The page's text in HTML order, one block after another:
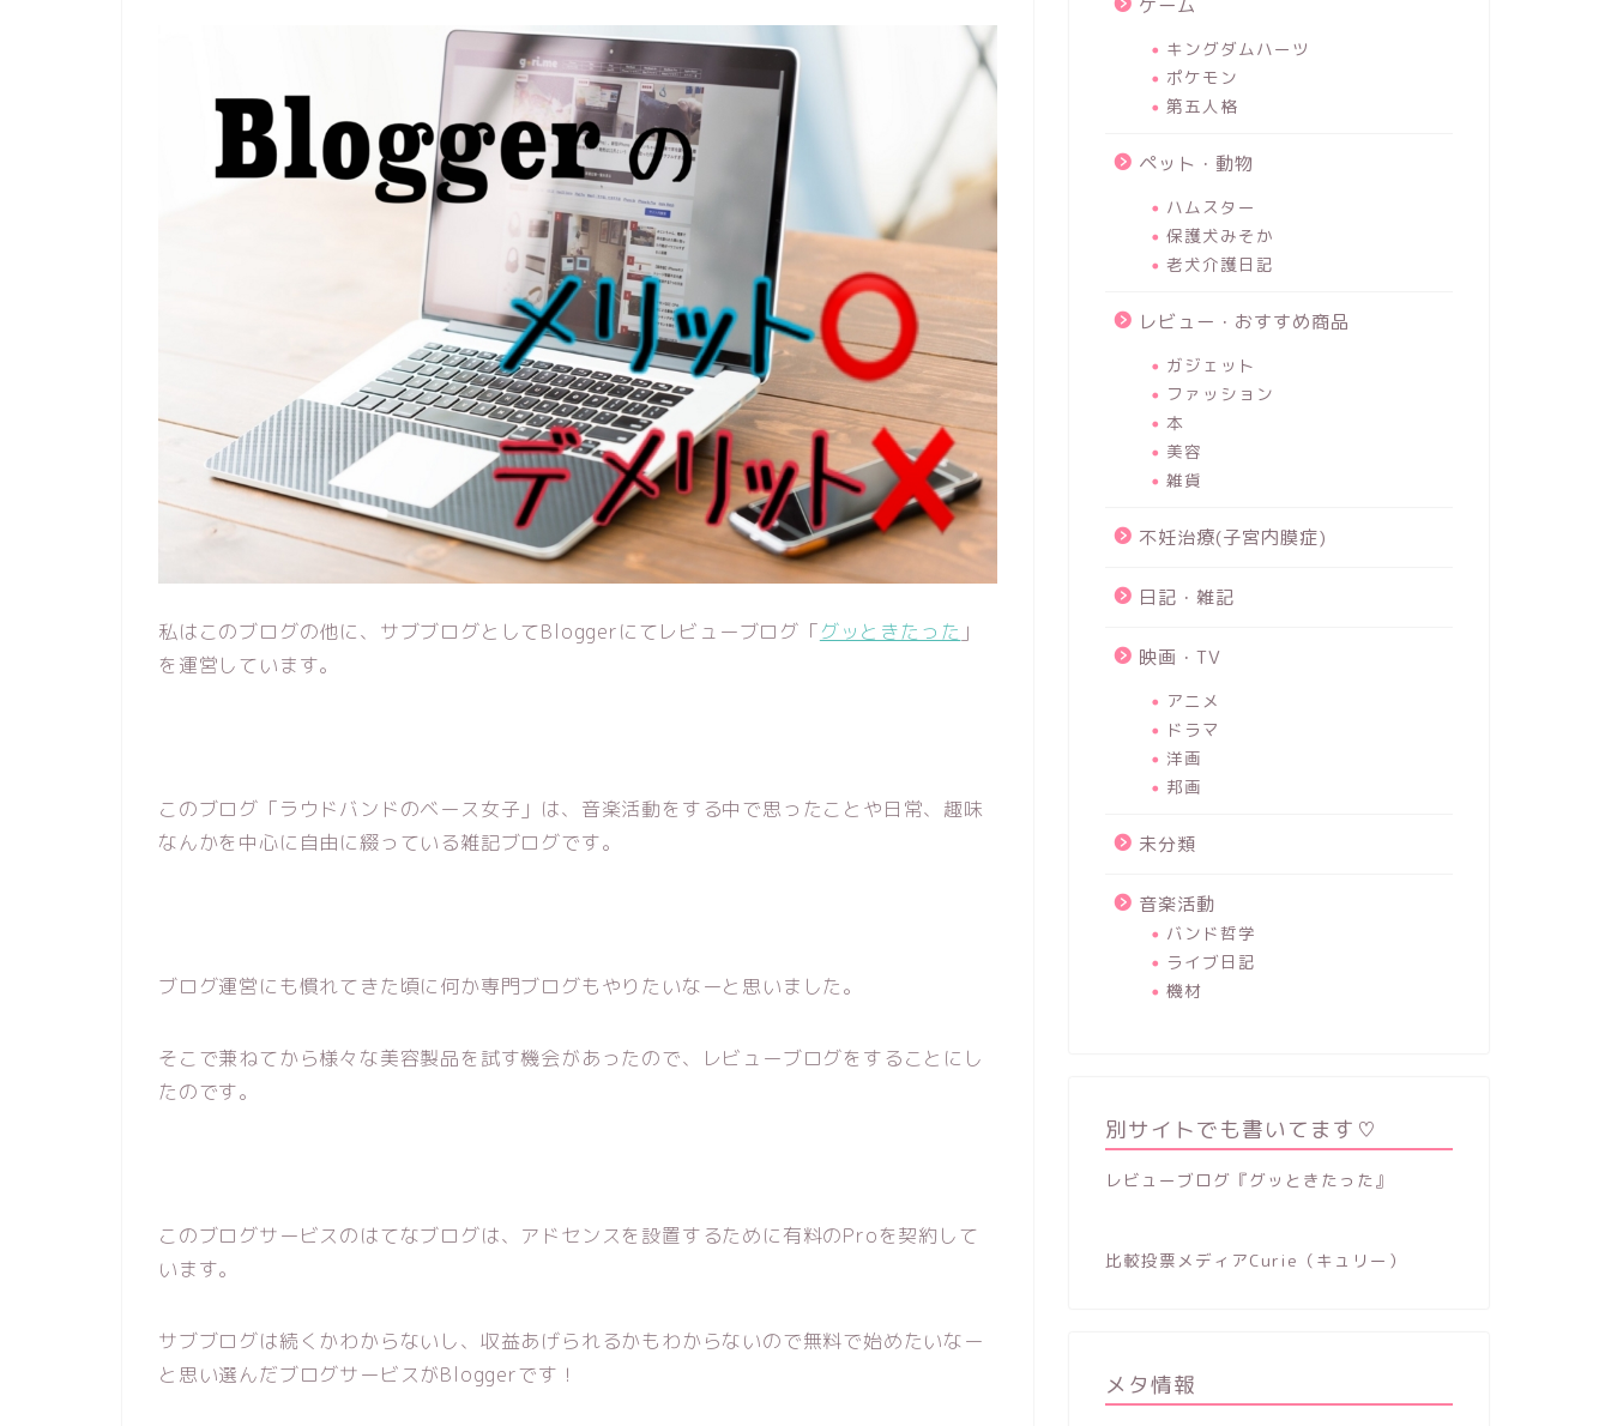
私はこのブログの他に、サブブログとしてBloggerにてレビューブログ「グッときたった 」
を運営しています。
このブログ「ラウドバンドのベース女子」は、音楽活動をする中で思ったことや日常、趣味
なんかを中心に自由に綴っている雑記ブログです。
ブログ運営にも慣れてきた頃に何か専門ブログもやりたいなーと思いました。
そこで兼ねてから様々な美容製品を試す機会があったので、レビューブログをすることにし
たのです。
このブログサービスのはてなブログは、アドセンスを設置するために有料のProを契約して
います。
サブブログは続くかわからないし、収益あげられるかもわからないので無料で始めたいなー
と思い選んだブログサービスがBloggerです！
ゲーム
キングダムハーツ
ポケモン
第五人格
ペット・動物
ハムスター
保護犬みそか
老犬介護日記
レビュー・おすすめ商品
ガジェット
ファッション
本
美容
雑貨
不妊治療(子宮内膜症)
日記・雑記
映画・TV
アニメ
ドラマ
洋画
邦画
未分類
音楽活動
バンド哲学
ライブ日記
機材
別サイトでも書いてます♡
レビューブログ『グッときたった』
比較投票メディアCurie（キュリー）
メタ情報